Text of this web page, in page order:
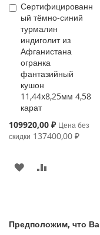
Сертифицированн
ый тёмно-синий
турмалин
индиголит из
Афганистана
огранка
фантазийный
кушон
11,44x8,25мм 4,58
карат
Special
109920,00 ₽ Цена без
скидки 137400,00 ₽
Купить
В
Предположим, что